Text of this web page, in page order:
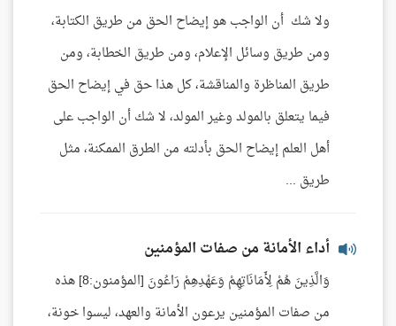
ولا شك أن الواجب هو إيضاح الحق من طريق الكتابة،
ومن طريق وسائل الإعلام، ومن طريق الخطابة، ومن
طريق المناظرة والمناقشة، كل هذا حق في إيضاح الحق
فيما يتعلق بالمولد وغير المولد، لا شك أن الواجب على
أهل العلم إيضاح الحق بأدلته من الطرق الممكنة، مثل
طريق ...
أداء الأمانة من صفات المؤمنين
وَالَّذِينَ هُمْ لِأَمَانَاتِهِمْ وَعَهْدِهِمْ رَاعُونَ [المؤمنون:8] هذه
من صفات المؤمنين يرعون الأمانة والعهد، ليسوا خونة،